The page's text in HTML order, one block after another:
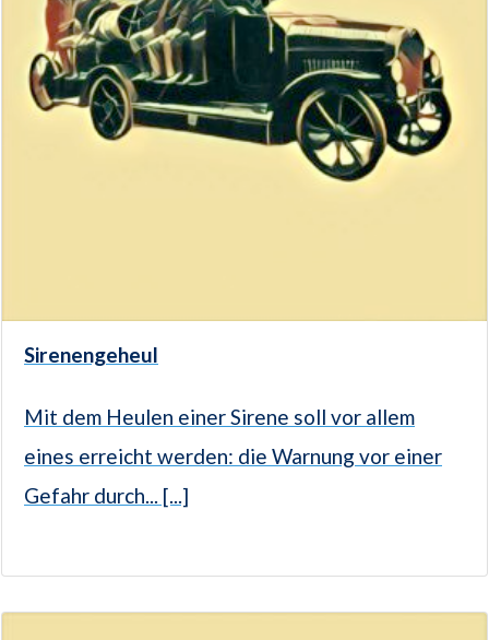
Sirenengeheul
Mit dem Heulen einer Sirene soll vor allem
eines erreicht werden: die Warnung vor einer
Gefahr durch... [...]